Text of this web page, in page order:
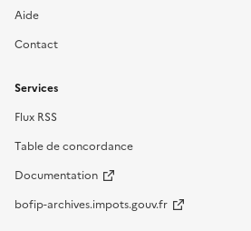
Aide
Contact
Services
Flux RSS
Table de concordance
Documentation
bofip-archives.impots.gouv.fr